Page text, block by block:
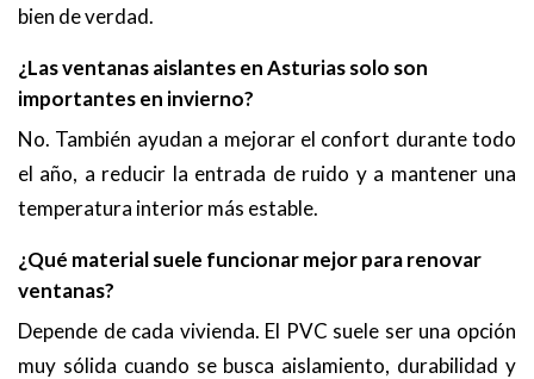
bien de verdad.
¿Las ventanas aislantes en Asturias solo son
importantes en invierno?
No. También ayudan a mejorar el confort durante todo
el año, a reducir la entrada de ruido y a mantener una
temperatura interior más estable.
¿Qué material suele funcionar mejor para renovar
ventanas?
Depende de cada vivienda. El PVC suele ser una opción
muy sólida cuando se busca aislamiento, durabilidad y